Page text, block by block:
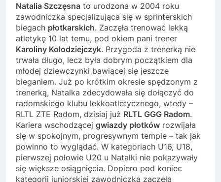
Natalia Szczęsna to urodzona w 2004 roku
zawodniczka specjalizująca się w sprinterskich
biegach płotkarskich. Zaczęła trenować lekką
atletykę 10 lat temu, pod okiem pani trener
Karoliny Kołodziejczyk. Przygoda z trenerką nie
trwała długo, lecz była dobrym początkiem dla
młodej dziewczynki bawiącej się jeszcze
bieganiem. Już po krótkim okresie spędzonym z
trenerką, Natalka zdecydowała się dołączyć do
radomskiego klubu lekkoatletycznego, wtedy –
RLTL ZTE Radom, dzisiaj już RLTL GGG Radom.
Kariera wschodzącej gwiazdy płotków rozwijała
się w spokojnym, progresywnym tempie – tak jak
powinno to wyglądać. W kategoriach U16, U18,
pierwszej połowie U20 u Natalki nie pokazywały
się większe osiągnięcia. Dopiero pod koniec
kategorii juniorskiej zawodniczka zaczęła